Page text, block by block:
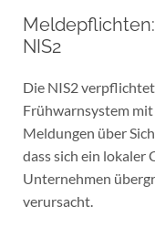
NIS2
Die NIS2
Frühwarnsystem
Meldungen über
dass sich ein lokaler
Unternehmen
verursacht.